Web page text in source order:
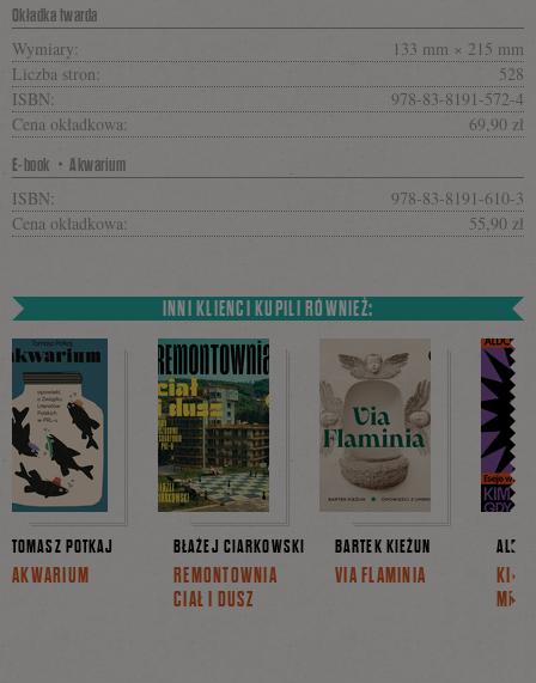
Okładka twarda
Wymiary:
133 mm × 215 mm
Liczba stron:
528
ISBN:
978-83-8191-572-4
Cena okładkowa:
69,90 zł
E-book・Akwarium
ISBN:
978-83-8191-610-3
Cena okładkowa:
55,90 zł
INNI KLIENCI KUPILI RÓWNIEŻ:
TOMASZ POTKAJ
AKWARIUM
BŁAŻEJ CIARKOWSKI
REMONTOWNIA
CIAŁ I DUSZ
BARTEK KIEŻUN
VIA FLAMINIA
KIM